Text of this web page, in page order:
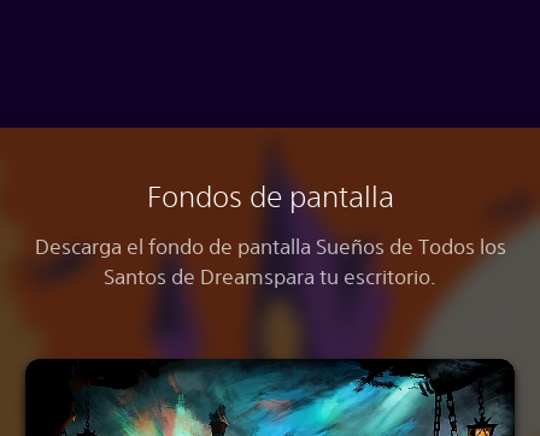
Fondos de pantalla
Descarga el fondo de pantalla Sueños de Todos los
Santos de Dreamspara tu escritorio.